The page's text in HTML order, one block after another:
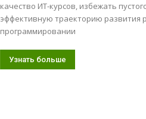
качество ИТ-курсов, избежать
эффективную траекторию развития
программировании
Узнать больше